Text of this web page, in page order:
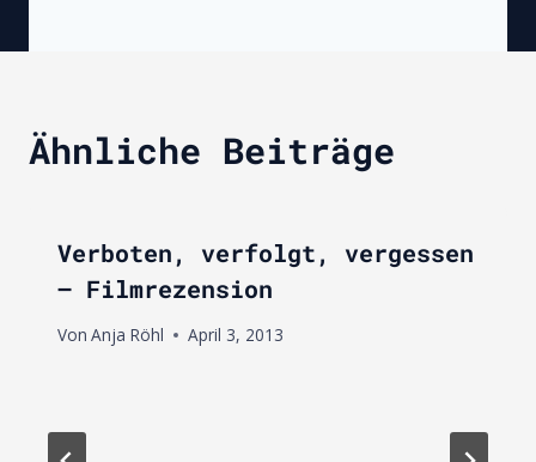
Ähnliche Beiträge
Verboten, verfolgt, vergessen
– Filmrezension
Von Anja Röhl April 3, 2013